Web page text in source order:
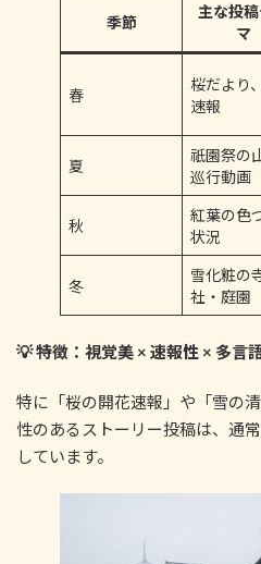
季節
主な投
マ
春
桜だより
速報
夏
祇園祭の
巡行動画
秋
紅葉の色
状況
冬
雪化粧の
社・庭園
💡 特徴：視覚美 × 速報性 × 多言
特に「桜の開花速報」や「雪の
性のあるストーリー投稿は、通
しています。